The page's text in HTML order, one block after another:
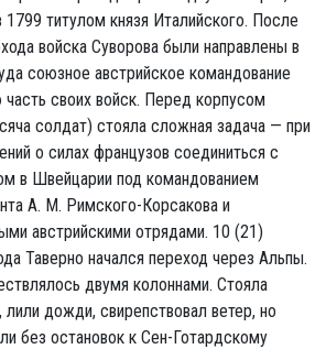
1799 титулом князя Италийского. После
войска Суворова были направлены в
союзное австрийское командование
своих войск. Перед корпусом
солдат) стояла сложная задача — при
о силах французов соединиться с
в Швейцарии под командованием
А. М. Римского-Корсакова и
австрийскими отрядами. 10 (21)
Таверно начался переход через Альпы.
двумя колоннами. Стояла
лили дожди, свирепствовал ветер, но
без остановок к Сен-Готардскому